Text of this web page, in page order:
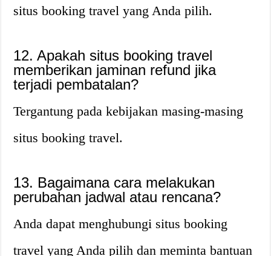
situs booking travel yang Anda pilih.
12. Apakah situs booking travel
memberikan jaminan refund jika
terjadi pembatalan?
Tergantung pada kebijakan masing-masing
situs booking travel.
13. Bagaimana cara melakukan
perubahan jadwal atau rencana?
Anda dapat menghubungi situs booking
travel yang Anda pilih dan meminta bantuan